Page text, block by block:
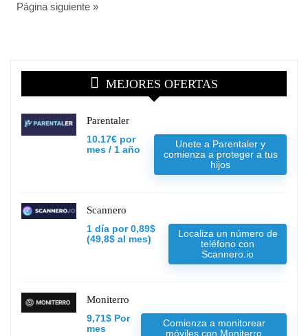
Página siguiente »
MEJORES OFERTAS
Parentaler
10.17€ por
mes / 1 año
Unete a Parentaler y
comienza a proteger a tus
hijos
Scannero
1 día por 0,89$
(49,8$ al mes)
Localiza un número de
teléfono con
Scannero.io
Moniterro
9,71$ Por
mes
Comienza a monitorear
móviles con Moniterro